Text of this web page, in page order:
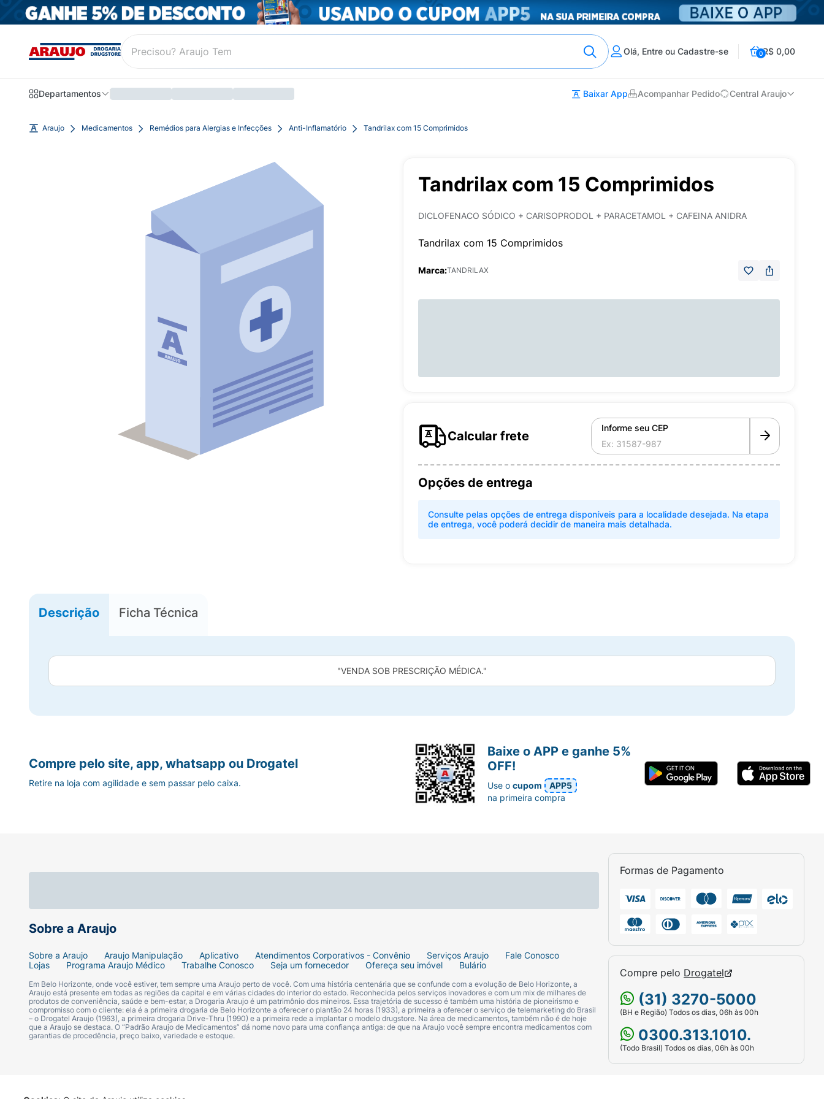
Olá, Entre ou Cadastre-se 0R$ 0,00
Departamentos Baixar App Acompanhar Pedido Central Araujo
Araujo Medicamentos Remédios para Alergias e Infecções Anti-Inflamatório Tandrilax com 15 Comprimidos
Tandrilax com 15 Comprimidos
DICLOFENACO SÓDICO + CARISOPRODOL + PARACETAMOL + CAFEINA ANIDRA
Tandrilax com 15 Comprimidos
Marca:TANDRILAX
Calcular frete
Informe seu CEP
Opções de entrega
Consulte pelas opções de entrega disponíveis para a localidade desejada. Na etapa
de entrega, você poderá decidir de maneira mais detalhada.
Descrição Ficha Técnica
"VENDA SOB PRESCRIÇÃO MÉDICA."
Sobre a Araujo
Sobre a Araujo Araujo Manipulação Aplicativo Atendimentos Corporativos - Convênio Serviços Araujo
Fale Conosco
Lojas
Programa Araujo Médico Trabalhe Conosco Seja um fornecedor Ofereça seu imóvel Bulário
Em Belo Horizonte, onde você estiver, tem sempre uma Araujo perto de você. Com uma história centenária que se confunde com a evolução de Belo Horizonte, a
Araujo está presente em todas as regiões da capital e em várias cidades do interior do estado. Reconhecida pelos serviços inovadores e com um mix de milhares de
produtos de conveniência, saúde e bem-estar, a Drogaria Araujo é um patrimônio dos mineiros. Essa trajetória de sucesso é também uma história de pioneirismo e
compromisso com o cliente: ela é a primeira drogaria de Belo Horizonte a oferecer o plantão 24 horas (1933), a primeira a oferecer o serviço de telemarketing do Brasil
– o Drogatel Araujo (1963), a primeira drogaria Drive-Thru (1990) e a primeira rede a implantar o modelo drugstore. Na área de medicamentos, também não é de hoje
que a Araujo se destaca. O “Padrão Araujo de Medicamentos” dá nome novo para uma confiança antiga: de que na Araujo você sempre encontra medicamentos com
garantias de procedência, preço baixo, variedade e estoque.
Formas de Pagamento
Compre pelo Drogatel
(31) 3270-5000
(BH e Região) Todos os dias, 06h às 00h
0300.313.1010.
(Todo Brasil) Todos os dias, 06h às 00h
Compre pelo site, app, whatsapp ou Drogatel
Retire na loja com agilidade e sem passar pelo caixa.
Baixe o APP e ganhe 5%
OFF!
Use ocupom
APP5
na primeira compra